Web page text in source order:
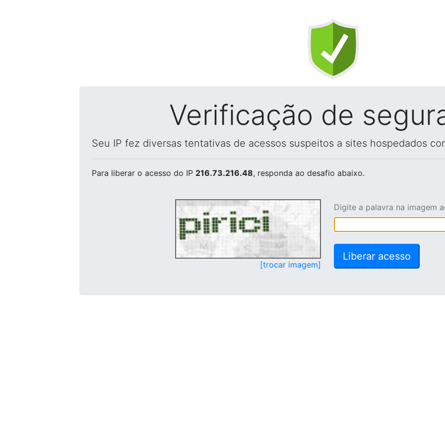
Verificação de
Seu IP fez diversas tentativas de acessos suspeitos a sites hospedados
Para liberar o acesso do IP 216.73.216.48, responda ao desafio abaixo.
[trocar imagem]
Digite a palavra na imagem